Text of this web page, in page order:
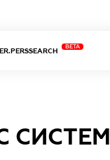
BETA
СИСТЕМ